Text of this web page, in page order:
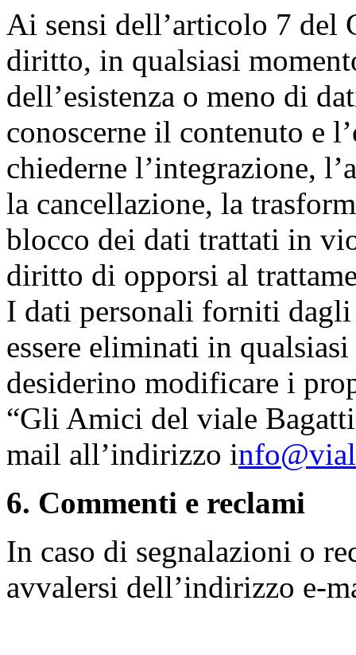
Ai sensi dell’articolo 7 del
diritto, in qualsiasi
dell’esistenza o meno di
conoscerne il contenuto e
chiederne l’integrazione,
la cancellazione, la
blocco dei dati trattati in
diritto di opporsi al
I dati personali forniti
essere eliminati in
desiderino modificare i
“Gli Amici del viale
mail all’indirizzo i
6. Commenti e reclami
In caso di segnalazioni o
avvalersi dell’indirizzo e-